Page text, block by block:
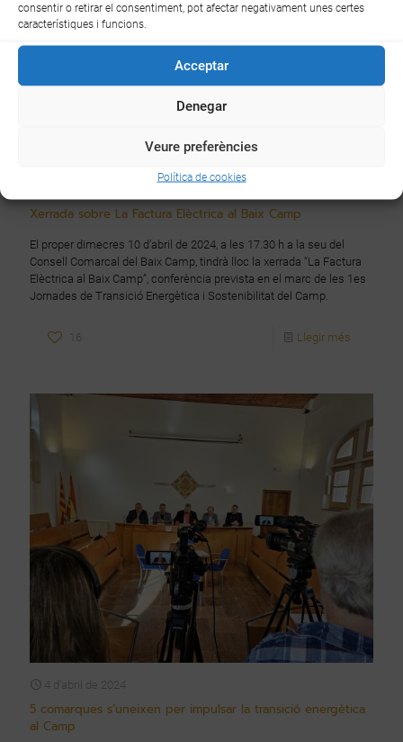
consentir o retirar el consentiment, pot afectar negativament unes certes
característiques i funcions.
Acceptar
Denegar
Veure preferències
Política de cookies
Xerrada sobre La Factura Elèctrica al Baix Camp
El proper dimecres 10 d’abril de 2024, a les 17.30 h a la seu del
Consell Comarcal del Baix Camp, tindrà lloc la xerrada “La Factura
Elèctrica al Baix Camp”, conferència prevista en el marc de les 1es
Jornades de Transició Energètica i Sostenibilitat del Camp.
16 Llegir més
4 d'abril de 2024
5 comarques s’uneixen per impulsar la transició energètica
al Camp